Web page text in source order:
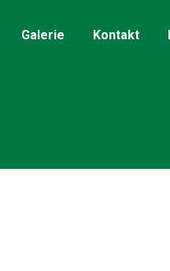
Galerie Kontakt